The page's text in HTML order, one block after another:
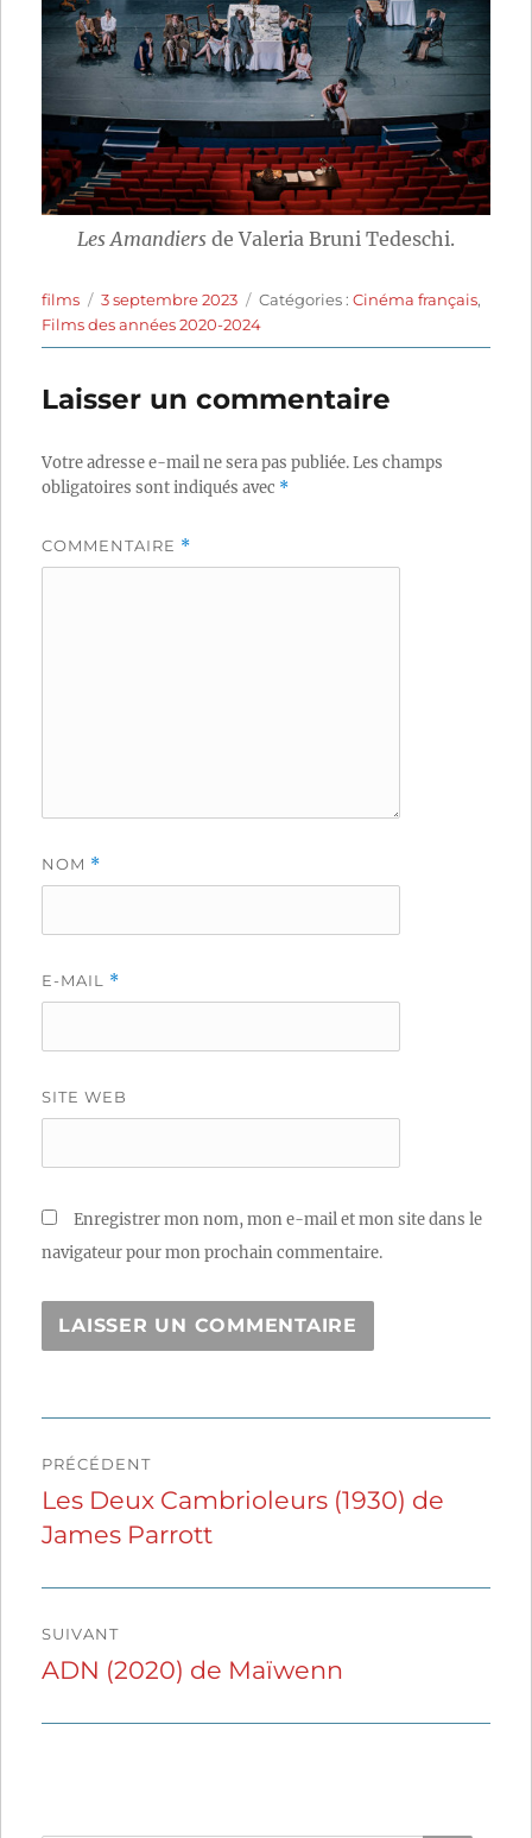
Les Amandiers de Valeria Bruni Tedeschi.
Auteur
films
Publié
le
3 septembre 2023 Catégories
Catégories :Cinéma français,
Films des années 2020-2024
Laisser un commentaire
Votre adresse e-mail ne sera pas publiée.Les champs
obligatoires sont indiqués avec *
COMMENTAIRE *
NOM *
E-MAIL *
SITE WEB
Enregistrer mon nom, mon e-mail et mon site dans le
navigateur pour mon prochain commentaire.
de
l’article
PRÉCÉDENT
Publication
précédente :
Les Deux Cambrioleurs (1930) de
James Parrott
SUIVANT
Publication
ADN (2020) de Maïwenn